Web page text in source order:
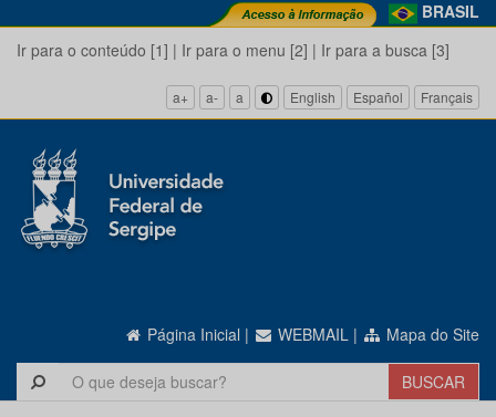
BRASIL
Ir para o conteúdo [1] | Ir para o menu [2] | Ir para a busca [3]
a+ a- a English Español Français
Página Inicial | WEBMAIL | Mapa do Site